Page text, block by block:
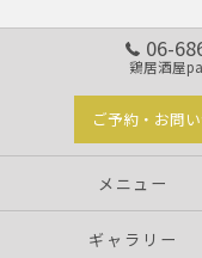
06-
鶏居酒屋
ご予約・お問
メニュー
ギャラリー